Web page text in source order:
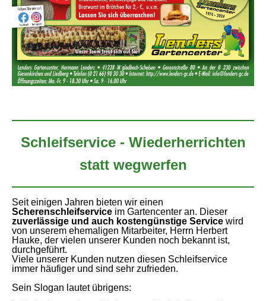
Schleifservice - Wiederherrichten
statt wegwerfen
Seit einigen Jahren bieten wir einen
Scherenschleifservice im Gartencenter an. Dieser
zuverlässige und auch kostengünstige Service wird
von unserem ehemaligen Mitarbeiter, Herrn Herbert
Hauke, der vielen unserer Kunden noch bekannt ist,
durchgeführt.
Viele unserer Kunden nutzen diesen Schleifservice
immer häufiger und sind sehr zufrieden.
Sein Slogan lautet übrigens: